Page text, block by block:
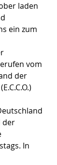
laden
ein zum
vom
der
der
In